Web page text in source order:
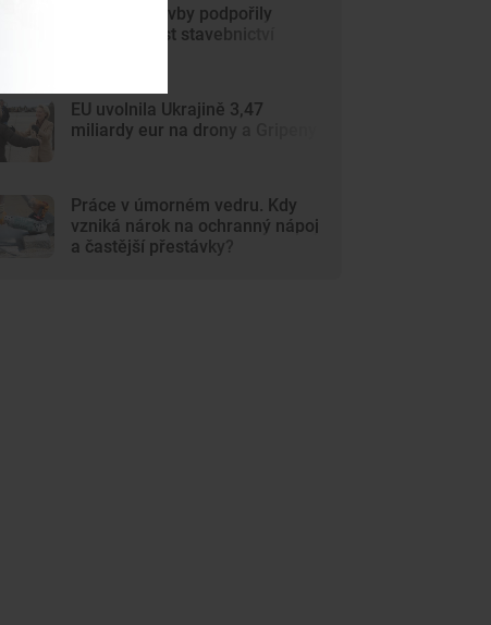
Pozemní stavby podpořily
červnový růst stavebnictví
EU uvolnila Ukrajině 3,47
miliardy eur na drony a Gripeny
Práce v úmorném vedru. Kdy
vzniká nárok na ochranný nápoj
a častější přestávky?